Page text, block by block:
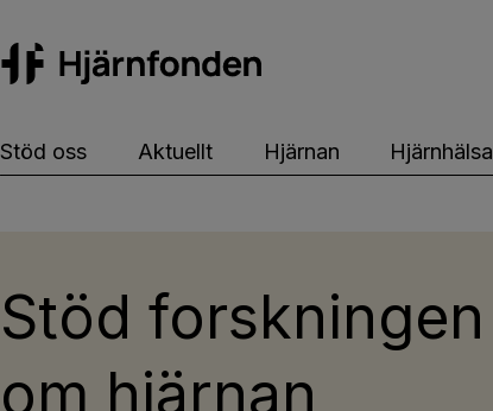
Stöd oss Aktuellt Hjärnan Hjärnhälsa
Stöd forskningen
om hjärnan